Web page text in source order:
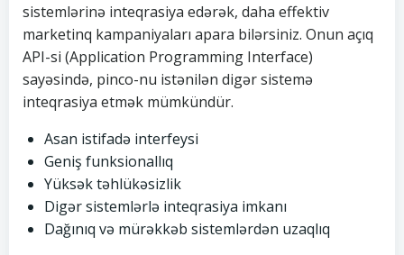
sistemlərinə inteqrasiya edərək, daha effektiv
marketinq kampaniyaları apara bilərsiniz. Onun açıq
API-si (Application Programming Interface)
sayəsində, pinco-nu istənilən digər sistemə
inteqrasiya etmək mümkündür.
Asan istifadə interfeysi
Geniş funksionallıq
Yüksək təhlükəsizlik
Digər sistemlərlə inteqrasiya imkanı
Dağınıq və mürəkkəb sistemlərdən uzaqlıq